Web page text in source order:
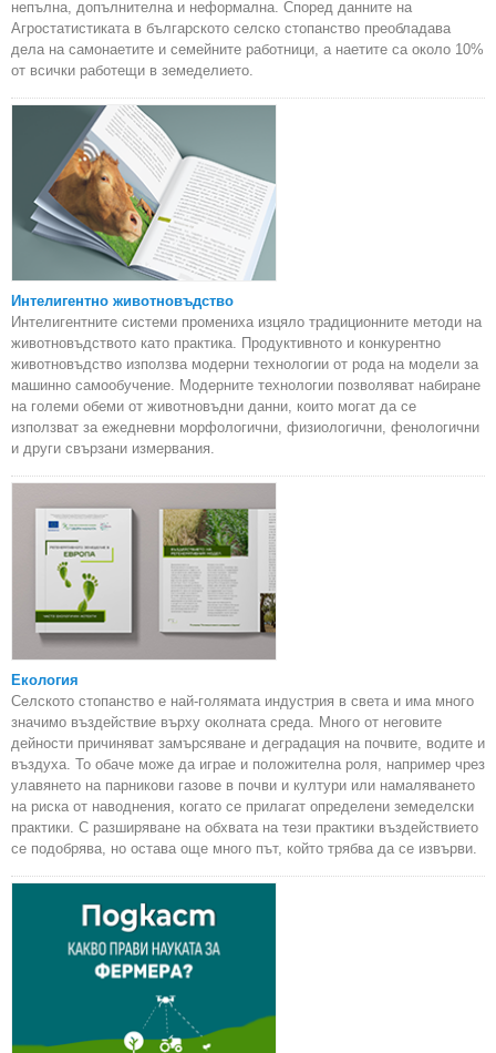
непълна, допълнителна и неформална. Според данните на
Агростатистиката в българското селско стопанство преобладава
дела на самонаетите и семейните работници, а наетите са около 10%
от всички работещи в земеделието.
Интелигентно животновъдство
Интелигентните системи промениха изцяло традиционните методи на
животновъдството като практика. Продуктивното и конкурентно
животновъдство използва модерни технологии от рода на модели за
машинно самообучение. Модерните технологии позволяват набиране
на големи обеми от животновъдни данни, които могат да се
използват за ежедневни морфологични, физиологични, фенологични
и други свързани измервания.
Екология
Селското стопанство е най-голямата индустрия в света и има много
значимо въздействие върху околната среда. Много от неговите
дейности причиняват замърсяване и деградация на почвите, водите и
въздуха. То обаче може да играе и положителна роля, например чрез
улавянето на парникови газове в почви и култури или намаляването
на риска от наводнения, когато се прилагат определени земеделски
практики. С разширяване на обхвата на тези практики въздействието
се подобрява, но остава още много път, който трябва да се извърви.